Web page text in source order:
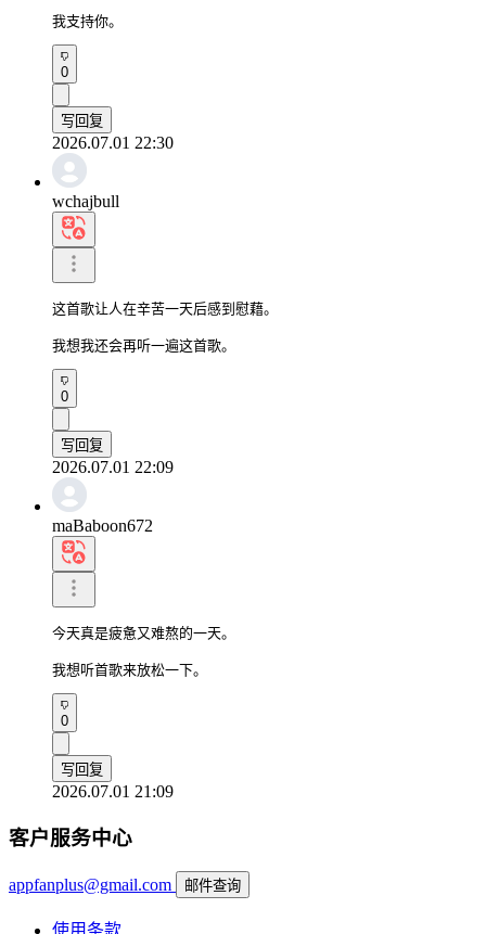
我支持你。
0
写回复
2026.07.01 22:30
wchajbull
这首歌让人在辛苦一天后感到慰藉。
我想我还会再听一遍这首歌。
0
写回复
2026.07.01 22:09
maBaboon672
今天真是疲惫又难熬的一天。
我想听首歌来放松一下。
0
写回复
2026.07.01 21:09
客户服务中心
appfanplus@gmail.com 邮件查询
使用条款